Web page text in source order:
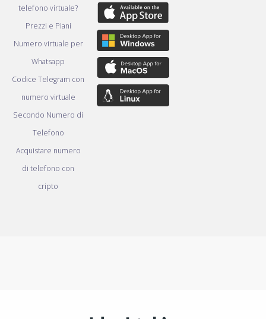
telefono virtuale?
Prezzi e Piani
Numero virtuale per
Whatsapp
Codice Telegram con
numero virtuale
Secondo Numero di
Telefono
Acquistare numero
di telefono con
cripto